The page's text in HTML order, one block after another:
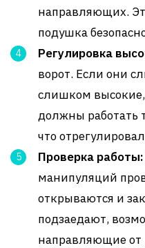
направляющих.
подушка
Регулировка
ворот. Если они
слишком
должны работать
что
Проверка работы:
манипуляций
открываются и
подзаедают,
направляющие от